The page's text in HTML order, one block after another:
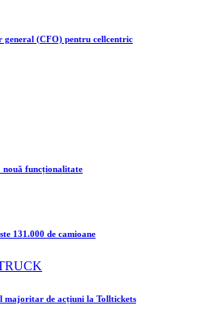
(CFO) pentru cellcentric
nouă funcționalitate
131.000 de camioane
majoritar de acțiuni la Tolltickets